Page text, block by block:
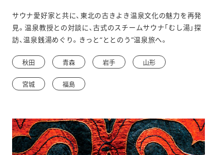
ィ
ン
ド
き
ま
サウナ愛好家と共に、東北の古きよき温泉文化の魅力を再発
見。温泉教授との対談に、古式のスチームサウナ「むし湯」探
訪、温泉銭湯めぐり。きっと“ととのう”温泉旅へ。
秋田 青森 岩手 山形
宮城 福島